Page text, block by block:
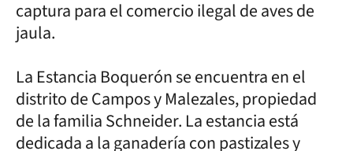
captura para el comercio ilegal de aves de
jaula.
La Estancia Boquerón se encuentra en el
distrito de Campos y Malezales, propiedad
de la familia Schneider. La estancia está
dedicada a la ganadería con pastizales y